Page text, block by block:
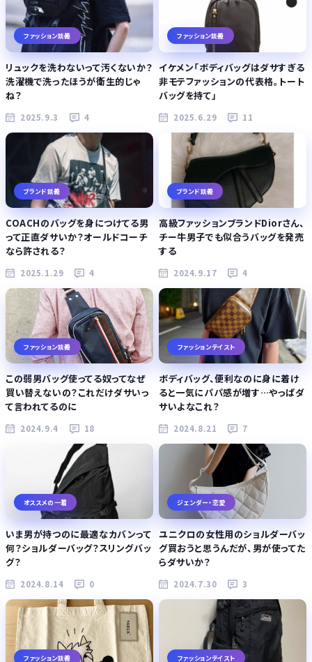
ファッション談義
リュックを洗わないって汚くないか？
洗濯機で洗ったほうが衛生的じゃ
ね？
2025.9.3 4
ファッション談義
イケメン「ボディバッグはダサすぎる
非モテファッションの代表格。トート
バッグを持て」
2025.6.29 11
ブランド談義
COACHのバッグを身につけてる男
って正直ダサいか？オールドコーチ
なら許される？
2025.1.29 4
ブランド談義
高級ファッションブランドDiorさん、
チー牛男子でも似合うバッグを発売
する
2024.9.17 4
ファッション談義
この弱男バッグ使ってる奴ってなぜ
買い替えないの？これだけダサいっ
て言われてるのに
2024.9.4 18
ファッションテイスト
ボディバッグ、便利なのに身に着け
ると一気にパパ感が増す…やっぱダ
サいよなこれ？
2024.8.21 7
オススメの一着
いま男が持つのに最適なカバンって
何？ショルダーバッグ？スリングバッ
グ？
2024.8.14 0
ジェンダー・恋愛
ユニクロの女性用のショルダーバッ
グ買おうと思うんだが、男が使ってた
らダサいか？
2024.7.30 3
ファッション談義 ファッションテイスト